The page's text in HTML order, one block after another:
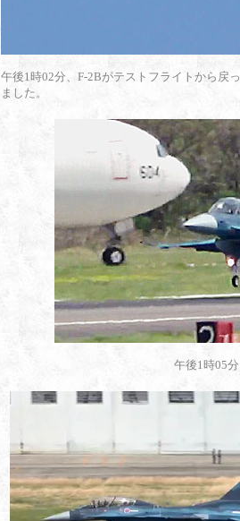
午後1時02分、F-2Bがテストフライトから戻
ました。
午後1時05